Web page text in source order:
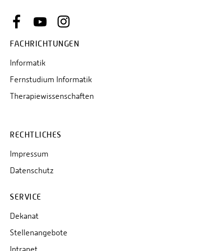
FACHRICHTUNGEN
Informatik
Fernstudium Informatik
Therapiewissenschaften
RECHTLICHES
Impressum
Datenschutz
SERVICE
Dekanat
Stellenangebote